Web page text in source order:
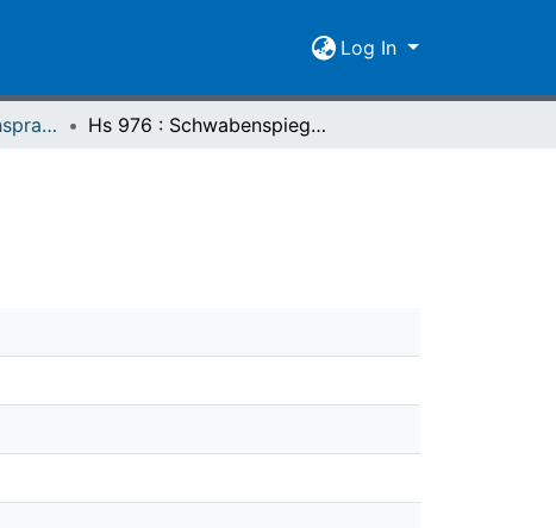
Log In
Katalog der deutschsprachigen mittelalterlichen Handschriften – Seelbach Hs 976 : Schwabenspiegel (1419)